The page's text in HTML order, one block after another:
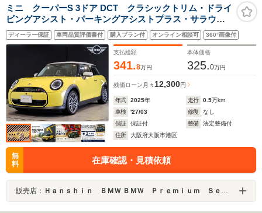
ミニ クーパーS 3ドア DCT クラシックトリム・ドライ
ビングアシスト・パーキングアシストプラス・サラウン
ドビュー・純正HDDナビ・アップルカープレイ・アンド
ロイドオート・シートヒーター・ハンドルヒーター・ア
ダプティブLEDヘッドライト・
ディーラー保証 車両品質評価書付 購入プラン付 オンライン相談可 360°画像付
支払総額
341.8万円
本体価格
325.0万円
残価ローン 月々12,300円
年式 2025年 走行 0.5万km
車検
'27/03 修復
なし
保証
保証付 整備
法定整備付
住所
大阪府大阪市港区
無
料
在庫確認・見積依頼
販売店： Ｈａｎｓｈｉｎ ＢＭＷ ＢＭＷ Ｐｒｅｍｉｕｍ Ｓｅｌｅｃｔｉｏｎ 大阪ベイ